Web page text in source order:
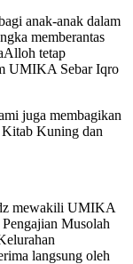
anak-anak dalam
memberantas
tetap
UMIKA Sebar Iqro
juga membagikan
Kuning dan
mewakili UMIKA
Musolah
langsung oleh